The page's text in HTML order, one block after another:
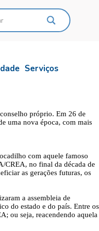
Serviços
próprio. Em 26 de
uma nova época, com mais
com aquele famoso
CREA, no final da década de
as gerações futuras, os
a assembleia de
do estado e do país. Entre os
ou seja, reacendendo aquela